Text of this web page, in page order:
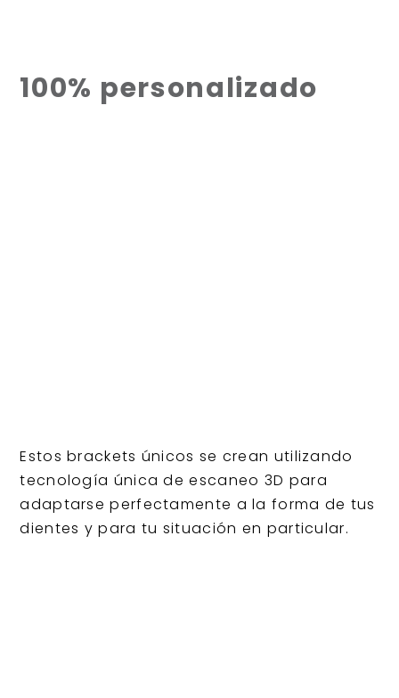
100% personalizado
Estos brackets únicos se crean utilizando
tecnología única de escaneo 3D para
adaptarse perfectamente a la forma de tus
dientes y para tu situación en particular.